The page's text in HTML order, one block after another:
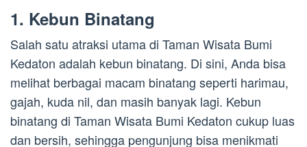
1. Kebun Binatang
Salah satu atraksi utama di Taman Wisata Bumi
Kedaton adalah kebun binatang. Di sini, Anda bisa
melihat berbagai macam binatang seperti harimau,
gajah, kuda nil, dan masih banyak lagi. Kebun
binatang di Taman Wisata Bumi Kedaton cukup luas
dan bersih, sehingga pengunjung bisa menikmati